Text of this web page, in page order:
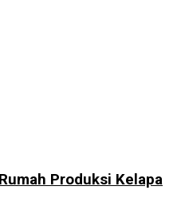
Produksi Kelapa